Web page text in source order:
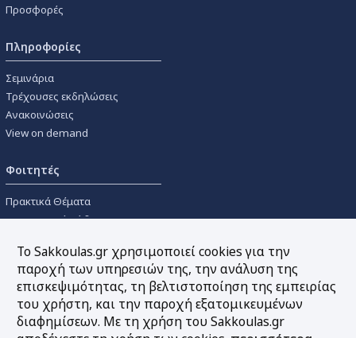
Προσφορές
Πληροφορίες
Σεμινάρια
Τρέχουσες εκδηλώσεις
Ανακοινώσεις
View on demand
Φοιτητές
Πρακτικά Θέματα
Οικονομικοί Κώδικες
Συγγραμμάτων
Εργαλεία
Online υπολογισμός τόκων
Το Sakkoulas.gr χρησιμοποιεί cookies για την
παροχή των υπηρεσιών της, την ανάλυση της
επισκεψιμότητας, τη βελτιστοποίηση της εμπειρίας
του χρήστη, και την παροχή εξατομικευμένων
διαφημίσεων. Με τη χρήση του Sakkoulas.gr